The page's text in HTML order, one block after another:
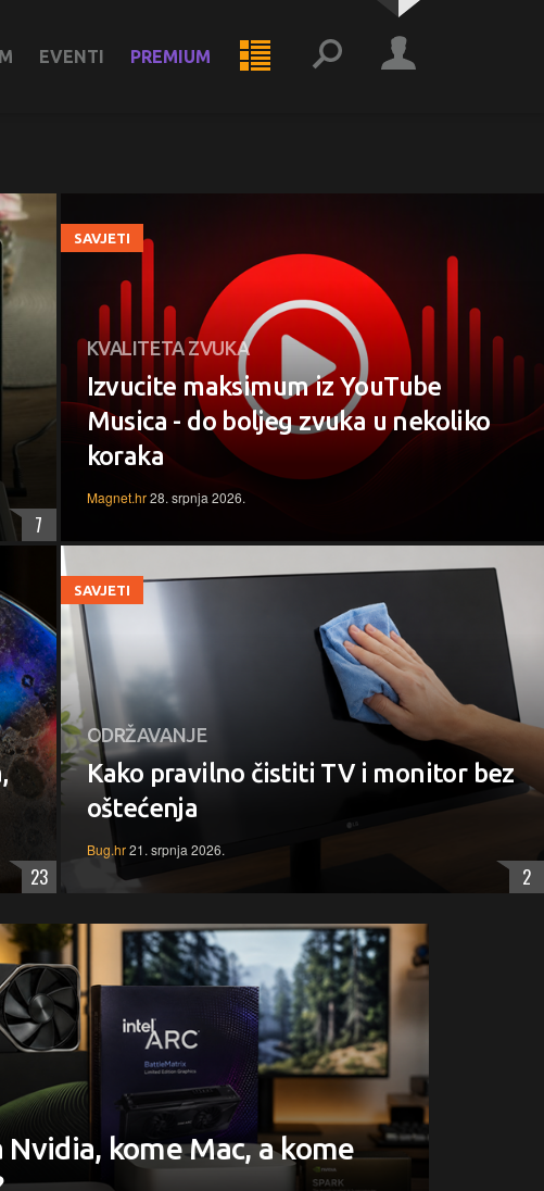
EVENTI PREMIUM
7
SAVJETI
KVALITETA ZVUKA
Izvucite maksimum iz YouTube
Musica - do boljeg zvuka u nekoliko
koraka
Magnet.hr28. srpnja 2026.
23
SAVJETI
ODRŽAVANJE
Kako pravilno čistiti TV i monitor bez
oštećenja
Bug.hr21. srpnja 2026.
2
kome Mac, a kome